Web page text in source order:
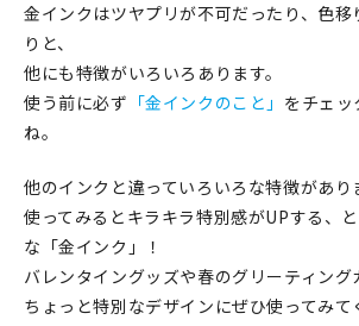
金インクはツヤプリが不可だったり、色移
りと、
他にも特徴がいろいろあります。
使う前に必ず 「金インクのこと」 をチェッ
ね。
他のインクと違っていろいろな特徴があり
使ってみるとキラキラ特別感がUPする、
な「金インク」！
バレンタイングッズや春のグリーティング
ちょっと特別なデザインにぜひ使ってみて